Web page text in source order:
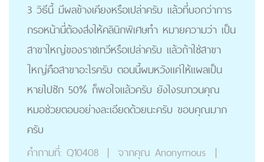
3 วิธีนี้ มีผลข้างเคียงหรือเปล่าครับ แล้วที่บอกว่าการ
กรอหน้านี่ต้องส่งให้คลินิกพิเศษทํา หมายความว่า เป็น
สาขาใหญ่ของราชเทวีหรือเปล่าครับ แล้วถ้าใช่สาขา
ใหญ่คือสาขาอะไรครับ ตอนนี้ผมหวังแค่ให้แผลเป็น
หายไปซัก 50% ก็พอใจแล้วครับ ยังไงรบกวนคุณ
หมอช่วยตอบอย่างละเอียดด้วยนะครับ ขอบคุณมาก
ครับ
คำถามที่: Q10408 | จากคุณ Anonymous |